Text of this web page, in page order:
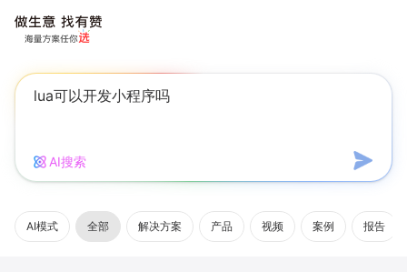
AI搜索
AI模式 全部 解决方案 产品 视频 案例 报告